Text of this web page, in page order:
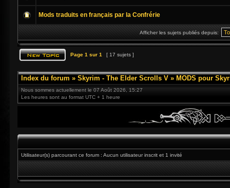
Mods traduits en français par la Confrérie
Afficher les sujets publiés depuis:
Page 1 sur 1 [ 17 sujets ]
Index du forum » Skyrim - The Elder Scrolls V » MODS pour
Nous sommes actuellement le 07 Août 2026, 15:27
Les heures sont au format UTC + 1 heure
Utilisateur(s) parcourant ce forum : Aucun utilisateur inscrit et 1 invité